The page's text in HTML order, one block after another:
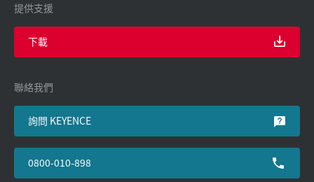
提供支援
下載
聯絡我們
詢問 KEYENCE
0800-010-898